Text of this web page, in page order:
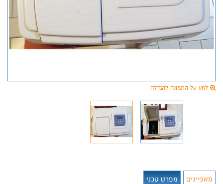
לחץ על התמונה להגדלה
מאפיינים מפרט טכני